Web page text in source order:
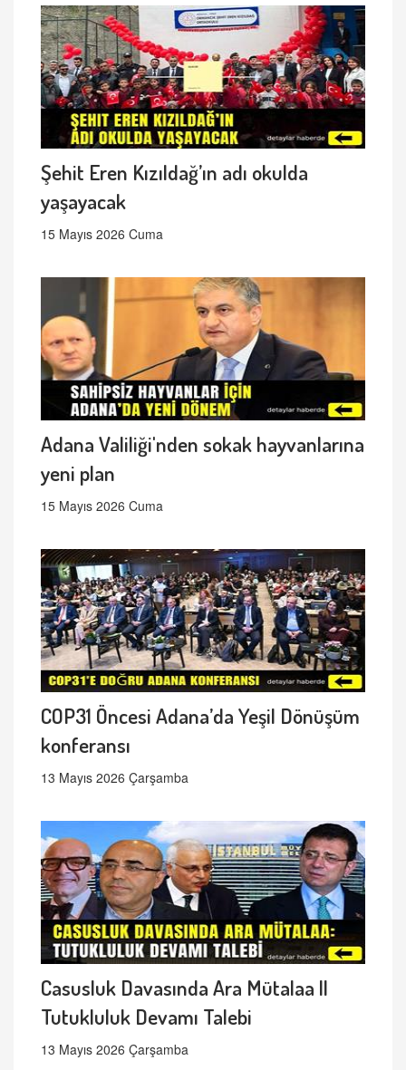
Şehit Eren Kızıldağ’ın adı okulda
yaşayacak
15 Mayıs 2026 Cuma
Adana Valiliği'nden sokak hayvanlarına
yeni plan
15 Mayıs 2026 Cuma
COP31 Öncesi Adana’da Yeşil Dönüşüm
konferansı
13 Mayıs 2026 Çarşamba
Casusluk Davasında Ara Mütalaa ||
Tutukluluk Devamı Talebi
13 Mayıs 2026 Çarşamba